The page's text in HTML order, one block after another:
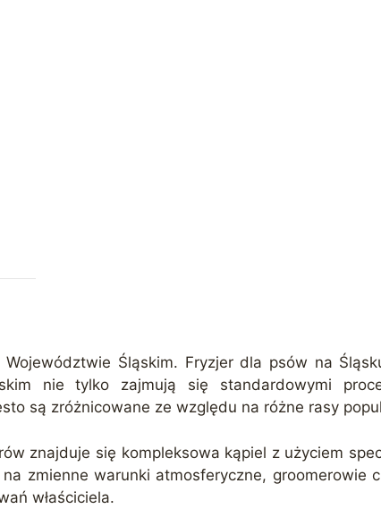
Śląskim. Fryzjer dla psów na
nie tylko zajmują się standardowymi
są zróżnicowane ze względu na różne rasy
znajduje się kompleksowa kąpiel z użyciem
zmienne warunki atmosferyczne,
właściciela.